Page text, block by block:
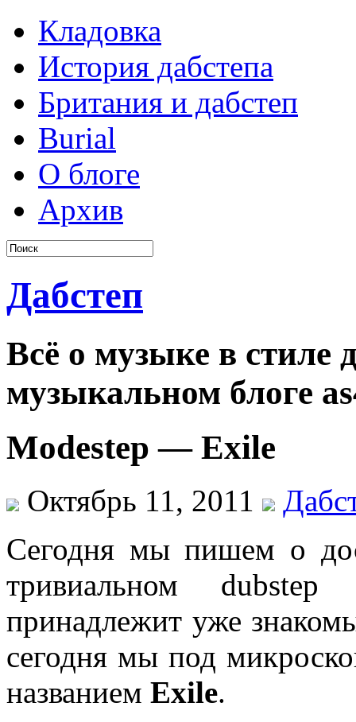
Кладовка
История дабстепа
Британия и дабстеп
Burial
О блоге
Архив
Дабстеп
Всё о музыке в стиле
музыкальном блоге
Modestep — Exile
Октябрь 11, 2011
Сегодня мы пишем о
тривиальном dubstep
принадлежит уже
сегодня мы под
названием Exile.